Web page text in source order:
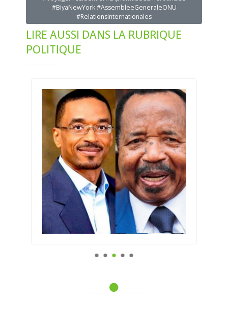
#BiyaNewYork #AssembleeGeneraleONU
#RelationsInternationales
LIRE AUSSI DANS LA RUBRIQUE
POLITIQUE